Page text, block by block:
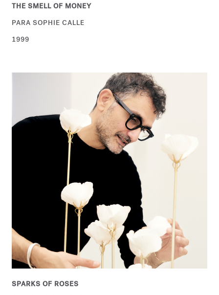
THE SMELL OF MONEY
PARA SOPHIE CALLE
1999
SPARKS OF ROSES